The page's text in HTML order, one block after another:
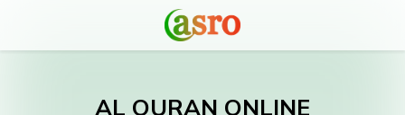
AL QURAN ONLINE